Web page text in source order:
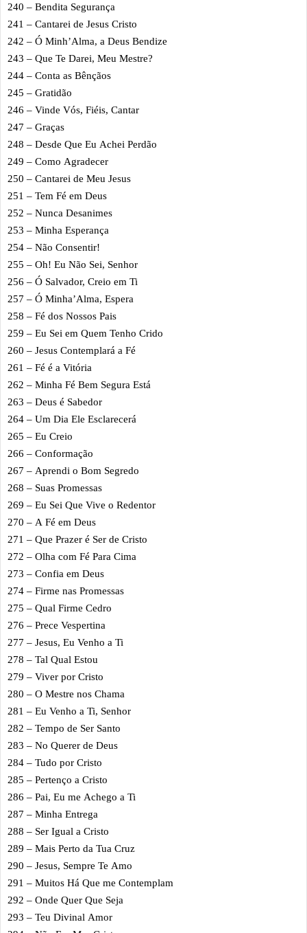
240 – Bendita Segurança
241 – Cantarei de Jesus Cristo
242 – Ó Minh’Alma, a Deus Bendize
243 – Que Te Darei, Meu Mestre?
244 – Conta as Bênçãos
245 – Gratidão
246 – Vinde Vós, Fiéis, Cantar
247 – Graças
248 – Desde Que Eu Achei Perdão
249 – Como Agradecer
250 – Cantarei de Meu Jesus
251 – Tem Fé em Deus
252 – Nunca Desanimes
253 – Minha Esperança
254 – Não Consentir!
255 – Oh! Eu Não Sei, Senhor
256 – Ó Salvador, Creio em Ti
257 – Ó Minha’Alma, Espera
258 – Fé dos Nossos Pais
259 – Eu Sei em Quem Tenho Crido
260 – Jesus Contemplará a Fé
261 – Fé é a Vitória
262 – Minha Fé Bem Segura Está
263 – Deus é Sabedor
264 – Um Dia Ele Esclarecerá
265 – Eu Creio
266 – Conformação
267 – Aprendi o Bom Segredo
268 – Suas Promessas
269 – Eu Sei Que Vive o Redentor
270 – A Fé em Deus
271 – Que Prazer é Ser de Cristo
272 – Olha com Fé Para Cima
273 – Confia em Deus
274 – Firme nas Promessas
275 – Qual Firme Cedro
276 – Prece Vespertina
277 – Jesus, Eu Venho a Ti
278 – Tal Qual Estou
279 – Viver por Cristo
280 – O Mestre nos Chama
281 – Eu Venho a Ti, Senhor
282 – Tempo de Ser Santo
283 – No Querer de Deus
284 – Tudo por Cristo
285 – Pertenço a Cristo
286 – Pai, Eu me Achego a Ti
287 – Minha Entrega
288 – Ser Igual a Cristo
289 – Mais Perto da Tua Cruz
290 – Jesus, Sempre Te Amo
291 – Muitos Há Que me Contemplam
292 – Onde Quer Que Seja
293 – Teu Divinal Amor